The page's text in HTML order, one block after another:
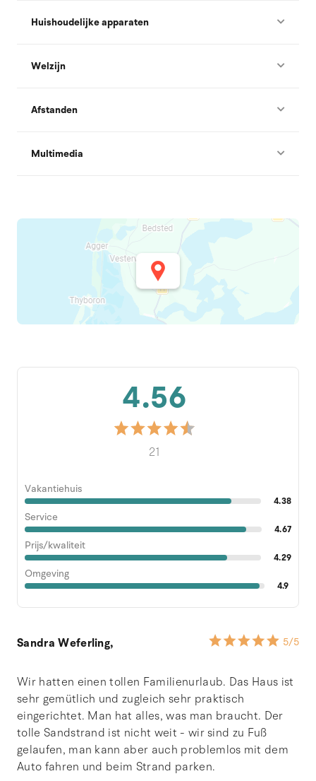
Huishoudelijke apparaten
Welzijn
Afstanden
Multimedia
4.56
21
Vakantiehuis
4.38
Service
4.67
Prijs/kwaliteit
4.29
Omgeving
4.9
Sandra Weferling, 5/5
Wir hatten einen tollen Familienurlaub. Das Haus ist
sehr gemütlich und zugleich sehr praktisch
eingerichtet. Man hat alles, was man braucht. Der
tolle Sandstrand ist nicht weit - wir sind zu Fuß
gelaufen, man kann aber auch problemlos mit dem
Auto fahren und beim Strand parken.